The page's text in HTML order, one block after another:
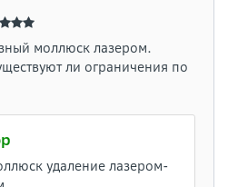
моллюск лазером.
ли ограничения по
удаление лазером-